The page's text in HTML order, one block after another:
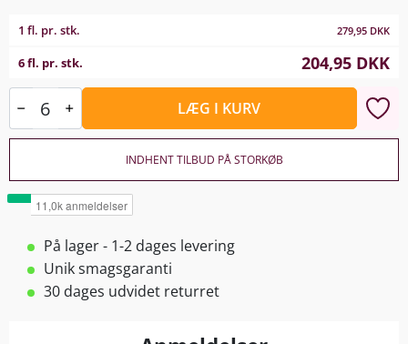
1 fl. pr. stk. 279,95 DKK
6 fl. pr. stk. 204,95 DKK
LÆG I KURV
INDHENT TILBUD PÅ STORKØB
På lager - 1-2 dages levering
Unik smagsgaranti
30 dages udvidet returret